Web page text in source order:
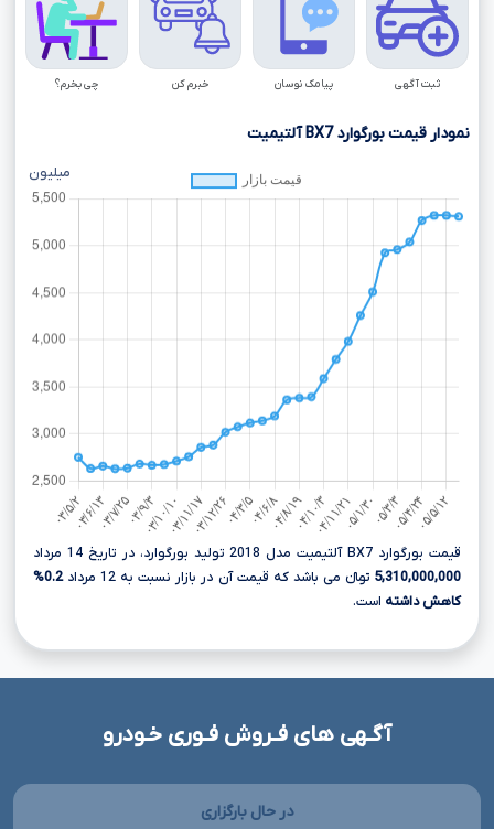
ثبت آگهی پیامک نوسان خبرم کن چی بخرم؟
نمودار قیمت بورگواردBX7آلتیمیت
میلیون
قیمت بورگوارد BX7 آلتیمیت مدل 2018 تولید بورگوارد، در تاریخ 14 مرداد
5,310,000,000 تومانءءء می باشد که قیمت آن در بازار نسبت به 12 مرداد
0.2%
کاهش داشته است.
آگـهی های فـروش فـوری خـودرو
در حال بارگزاری